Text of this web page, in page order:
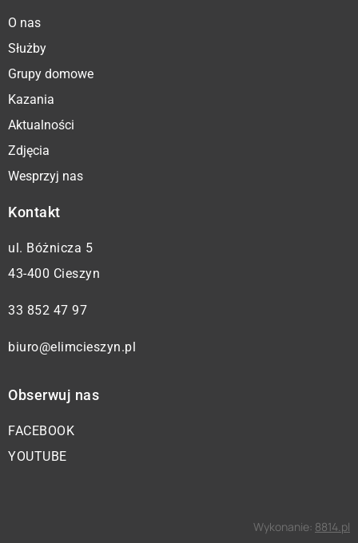
O nas
Służby
Grupy domowe
Kazania
Aktualności
Zdjęcia
Wesprzyj nas
Kontakt
ul. Bóżnicza 5
43-400 Cieszyn
33 852 47 97
biuro@elimcieszyn.pl
Obserwuj nas
FACEBOOK
YOUTUBE
Wykonanie: 8814.pl